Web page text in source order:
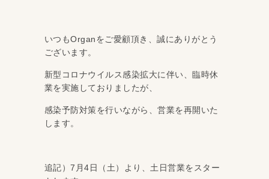
いつもOrganをご愛顧頂き、誠にありがとう
ございます。
新型コロナウイルス感染拡大に伴い、臨時休
業を実施しておりましたが、
感染予防対策を行いながら、営業を再開いた
します。
追記）7月4日（土）より、土日営業をスター